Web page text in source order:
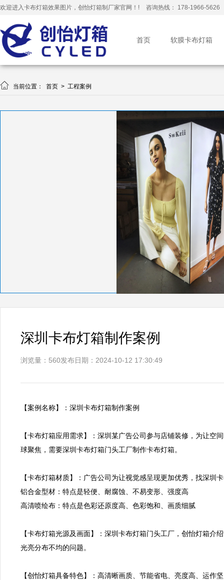
欢迎进入卡布灯箱效果图片，创怡灯箱制厂家官网！! 咨询热线： 178-1966-5626
首页 软膜卡布灯箱
 当前位置： 首页 > 工程案例
深圳卡布灯箱制作案例
浏览量：560发布日期：2024-10-12 17:30:49
【案例名称】：深圳卡布灯箱制作案例
【卡布灯箱应用需求】：深圳某广告公司参与店铺装修，为让
球聚焦，需要深圳卡布灯箱门头工厂制作卡布灯箱。
【卡布灯箱材质】：广告公司为让视觉感呈现更加优秀，找深圳
铝合金型材：特点是轻便、耐腐蚀、不易变形、强度高
高清喷绘布：特点是色彩还原度高、色彩饱和、画质细腻
【卡布灯箱光源及画面】：深圳卡布灯箱门头工厂，创怡灯箱
光亮分布不均的问题。
【创怡灯箱具备特色】：高清晰画质、节能省电、亮度高、运作